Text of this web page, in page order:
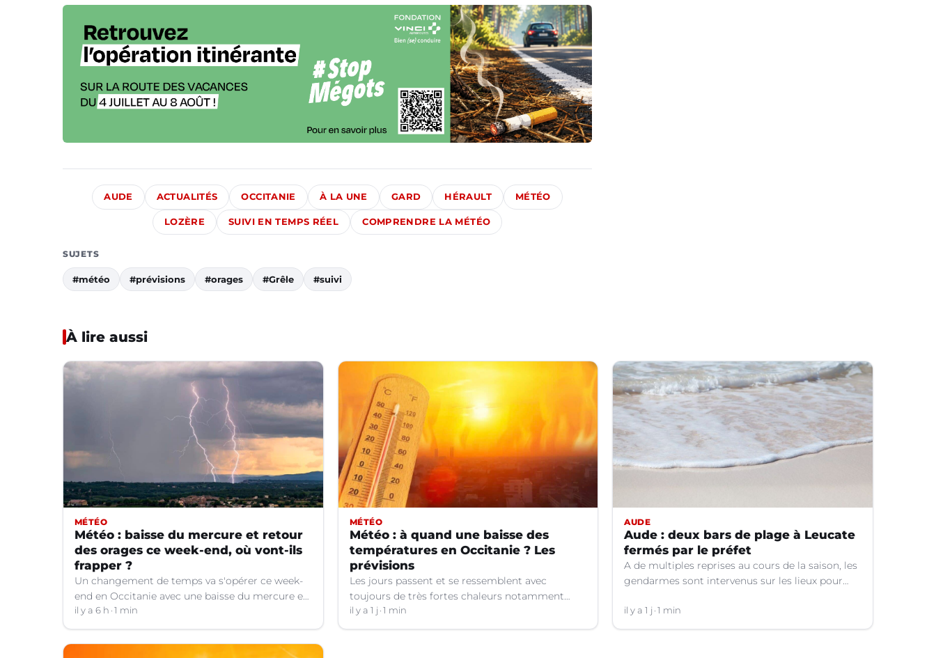
AUDE ACTUALITÉS OCCITANIE À LA UNE GARD HÉRAULT MÉTÉO
LOZÈRE SUIVI EN TEMPS RÉEL COMPRENDRE LA MÉTÉO
SUJETS
#météo #prévisions #orages #Grêle #suivi
À lire aussi
MÉTÉO
Météo : baisse du mercure et retour
des orages ce week-end, où vont-ils
frapper ?
Un changement de temps va s'opérer ce week-
end en Occitanie avec une baisse du mercure et
le retour d'orages dans certains départements.
il y a 6 h 1 min
MÉTÉO
Météo : à quand une baisse des
températures en Occitanie ? Les
prévisions
Les jours passent et se ressemblent avec
toujours de très fortes chaleurs notamment
dans le Languedoc. Jusqu’à quand ?
il y a 1 j 1 min
AUDE
Aude : deux bars de plage à Leucate
fermés par le préfet
A de multiples reprises au cours de la saison, les
gendarmes sont intervenus sur les lieux pour
d'alcool, de rixes, de tapage, de stationnement...
il y a 1 j 1 min